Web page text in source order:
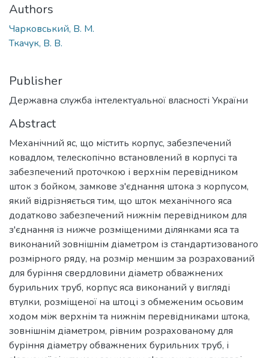
Authors
Чарковський, В. М.
Ткачук, В. В.
Publisher
Державна служба інтелектуальної власності України
Abstract
Механічний яс, що містить корпус, забезпечений
ковадлом, телескопічно встановлений в корпусі та
забезпечений проточкою і верхнім перевідником
шток з бойком, замкове з'єднання штока з корпусом,
який відрізняється тим, що шток механічного яса
додатково забезпечений нижнім перевідником для
з'єднання із нижче розміщеними ділянками яса та
виконаний зовнішнім діаметром із стандартизованого
розмірного ряду, на розмір меншим за розрахований
для буріння свердловини діаметр обважнених
бурильних труб, корпус яса виконаний у вигляді
втулки, розміщеної на штоці з обмеженим осьовим
ходом між верхнім та нижнім перевідниками штока,
зовнішнім діаметром, рівним розрахованому для
буріння діаметру обважнених бурильних труб, і